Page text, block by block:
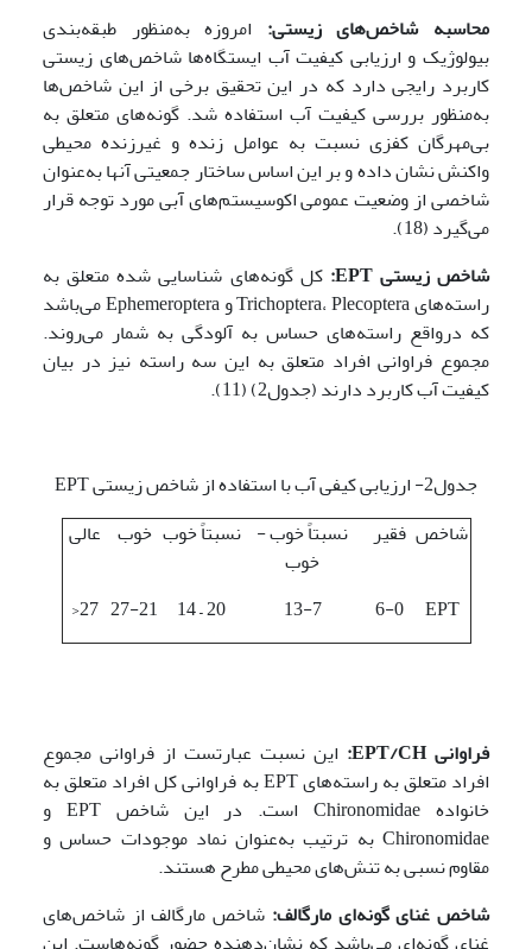
محاسبه شاخص‌های زیستی: امروزه به‌منظور طبقه‌بندی
بیولوژیک و ارزیابی کیفیت آب ایستگاه‌ها شاخص‌های زیستی
کاربرد رایجی دارد که در این تحقیق برخی از این شاخص‌ها
به‌منظور بررسی کیفیت آب استفاده شد. گونه‌های متعلق به
بی‌مهرگان کفزی نسبت به عوامل زنده و غیرزنده محیطی
واکنش نشان داده و بر این اساس ساختار جمعیتی آنها به‌عنوان
شاخصی از وضعیت عمومی اکوسیستم‌های آبی مورد توجه قرار
می‌گیرد (18).
شاخص زیستیEPT
:کل گونه‌های شناسایی شده متعلق به
راسته‌های Trichoptera، Plecoptera و Ephemeroptera می‌باشد
که درواقع راسته‌های حساس به آلودگی به شمار می‌روند.
مجموع فراوانی افراد متعلق به این سه راسته نیز در بیان
کیفیت آب کاربرد دارند (جدول2) (11).
جدول2- ارزیابی کیفی آب با استفاده از شاخص زیستی EPT
شاخص فقیر
نسبتاً خوب -
خوب
نسبتاً خوب خوب عالی
EPT
6-0
13-7
20 – 14
27-21
27<
فراوانیEPT/CH
: این نسبت عبارتست از فراوانی مجموع
افراد متعلق به راسته‌های EPT به فراوانی کل افراد متعلق به
خانواده Chironomidae است. در این شاخص EPT و
Chironomidae به ترتیب به‌عنوان نماد موجودات حساس و
مقاوم نسبی به تنش‌های محیطی مطرح هستند.
شاخص غنای گونه‌ای مارگالف: شاخص مارگالف از شاخص‌های